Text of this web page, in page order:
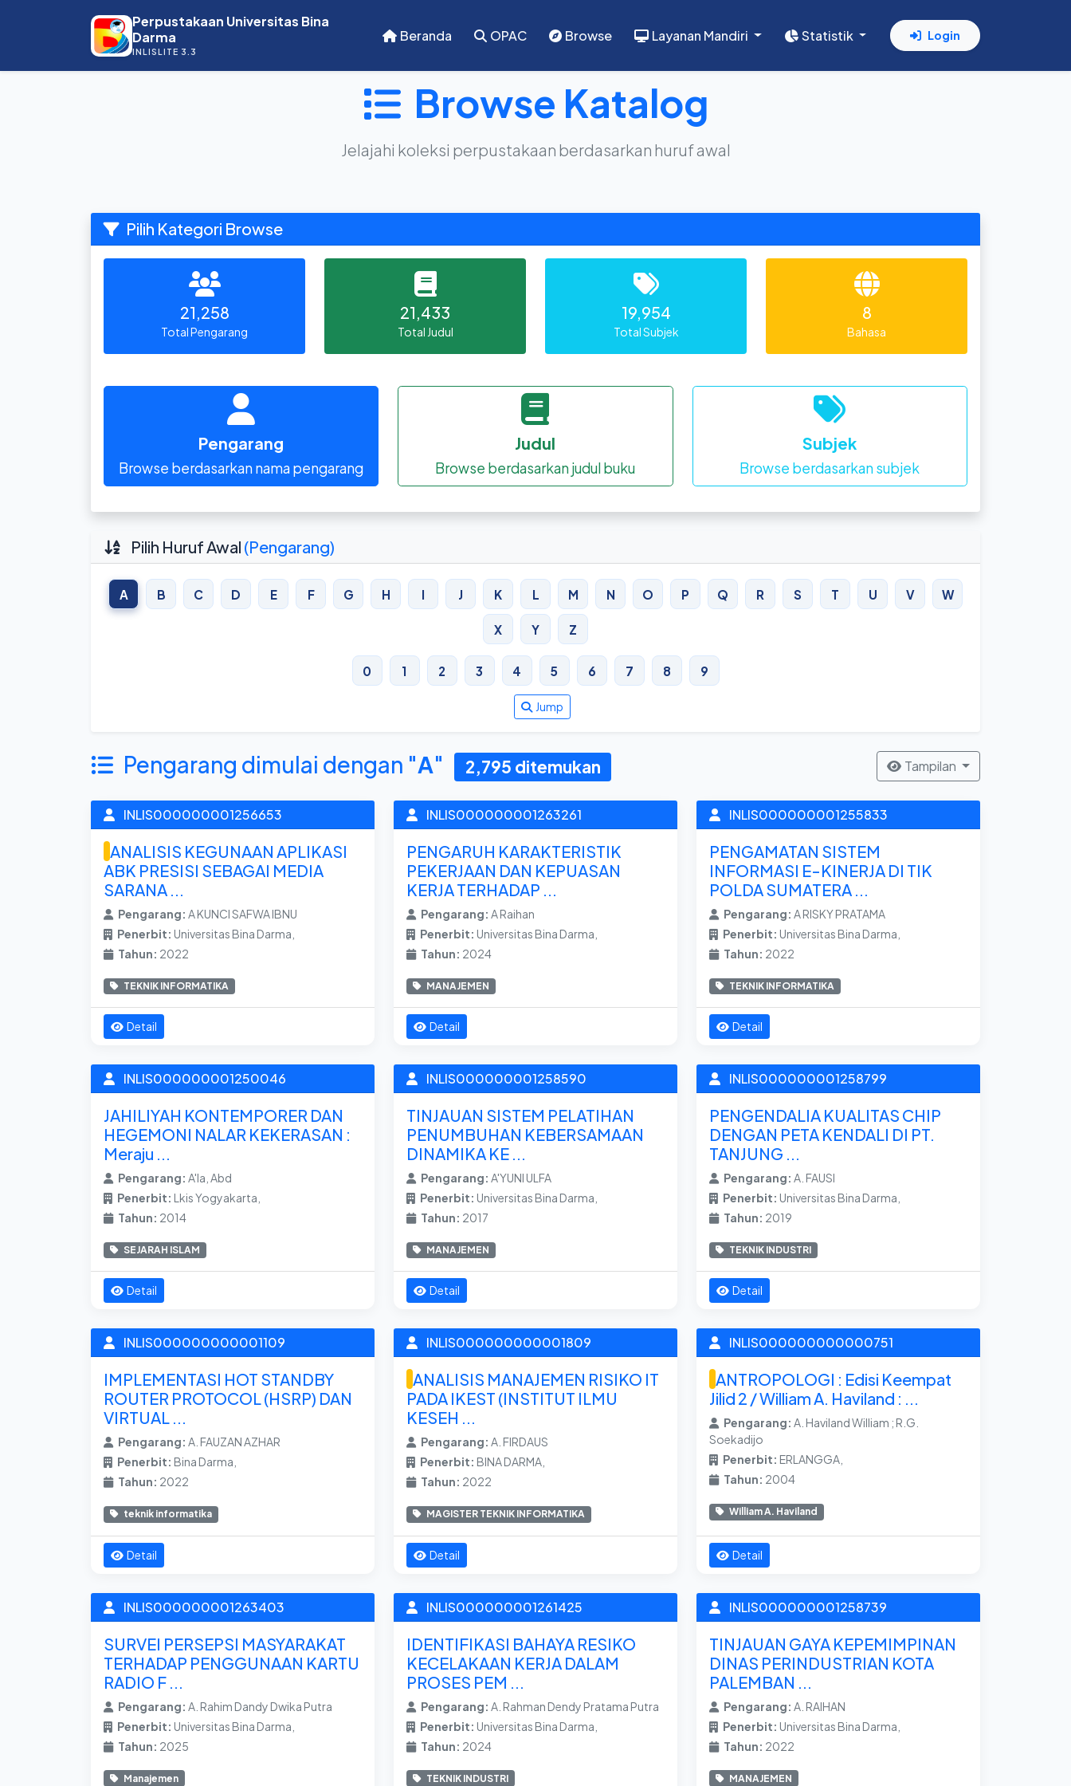
Perpustakaan Universitas Bina
Darma
INLISLITE 3.3
Beranda OPAC Browse Layanan Mandiri Statistik Login
Browse Katalog
Jelajahi koleksi perpustakaan berdasarkan huruf awal
Pilih Kategori Browse
21,258
Total Pengarang
21,433
Total Judul
19,954
Total Subjek
8
Bahasa
Pengarang
Browse berdasarkan nama pengarang
Judul
Browse berdasarkan judul buku
Subjek
Browse berdasarkan subjek
Pilih Huruf Awal (Pengarang)
A B C D E F G H I J K L M N O P Q R S T U V W
X Y Z
0 1 2 3 4 5 6 7 8 9
Jump
Pengarang dimulai dengan "A" 2,795 ditemukan Tampilan
INLIS000000001256653
ANALISIS KEGUNAAN APLIKASI
ABK PRESISI SEBAGAI MEDIA
SARANA ...
Pengarang: A KUNCI SAFWA IBNU
Penerbit: Universitas Bina Darma,
Tahun: 2022
TEKNIK INFORMATIKA
Detail
INLIS000000001263261
PENGARUH KARAKTERISTIK
PEKERJAAN DAN KEPUASAN
KERJA TERHADAP ...
Pengarang: A Raihan
Penerbit: Universitas Bina Darma,
Tahun: 2024
MANAJEMEN
Detail
INLIS000000001255833
PENGAMATAN SISTEM
INFORMASI E-KINERJA DI TIK
POLDA SUMATERA ...
Pengarang: A RISKY PRATAMA
Penerbit: Universitas Bina Darma,
Tahun: 2022
TEKNIK INFORMATIKA
Detail
INLIS000000001250046
JAHILIYAH KONTEMPORER DAN
HEGEMONI NALAR KEKERASAN :
Meraju ...
Pengarang: A'la, Abd
Penerbit: Lkis Yogyakarta,
Tahun: 2014
SEJARAH ISLAM
Detail
INLIS000000001258590
TINJAUAN SISTEM PELATIHAN
PENUMBUHAN KEBERSAMAAN
DINAMIKA KE ...
Pengarang: A'YUNI ULFA
Penerbit: Universitas Bina Darma,
Tahun: 2017
MANAJEMEN
Detail
INLIS000000001258799
PENGENDALIA KUALITAS CHIP
DENGAN PETA KENDALI DI PT.
TANJUNG ...
Pengarang: A. FAUSI
Penerbit: Universitas Bina Darma,
Tahun: 2019
TEKNIK INDUSTRI
Detail
INLIS000000000001109
IMPLEMENTASI HOT STANDBY
ROUTER PROTOCOL (HSRP) DAN
VIRTUAL ...
Pengarang: A. FAUZAN AZHAR
Penerbit: Bina Darma,
Tahun: 2022
teknik informatika
Detail
INLIS000000000001809
ANALISIS MANAJEMEN RISIKO IT
PADA IKEST (INSTITUT ILMU
KESEH ...
Pengarang: A. FIRDAUS
Penerbit: BINA DARMA,
Tahun: 2022
MAGISTER TEKNIK INFORMATIKA
Detail
INLIS000000000000751
ANTROPOLOGI : Edisi Keempat
Jilid 2 / William A. Haviland : ...
Pengarang: A. Haviland William ; R.G.
Soekadijo
Penerbit: ERLANGGA,
Tahun: 2004
William A. Haviland
Detail
INLIS000000001263403
SURVEI PERSEPSI MASYARAKAT
TERHADAP PENGGUNAAN KARTU
RADIO F ...
Pengarang: A. Rahim Dandy Dwika Putra
Penerbit: Universitas Bina Darma,
Tahun: 2025
Manajemen
INLIS000000001261425
IDENTIFIKASI BAHAYA RESIKO
KECELAKAAN KERJA DALAM
PROSES PEM ...
Pengarang: A. Rahman Dendy Pratama Putra
Penerbit: Universitas Bina Darma,
Tahun: 2024
TEKNIK INDUSTRI
INLIS000000001258739
TINJAUAN GAYA KEPEMIMPINAN
DINAS PERINDUSTRIAN KOTA
PALEMBAN ...
Pengarang: A. RAIHAN
Penerbit: Universitas Bina Darma,
Tahun: 2022
MANAJEMEN